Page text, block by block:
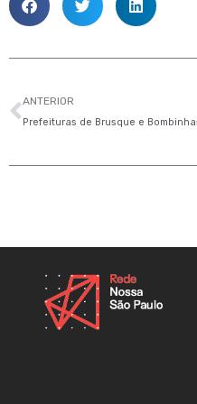
Anterior
ANTERIOR